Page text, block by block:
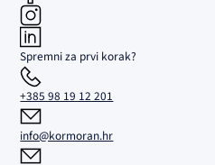
Spremni za prvi korak?
+385 98 19 12 201
info@kormoran.hr